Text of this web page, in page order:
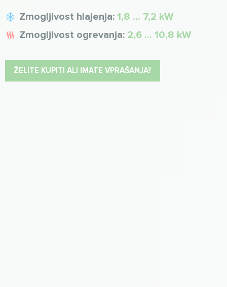
Zmogljivost hlajenja: 1,8 ... 7,2 kW
Zmogljivost ogrevanja: 2,6 ... 10,8 kW
ŽELITE KUPITI ALI IMATE VPRAŠANJA?